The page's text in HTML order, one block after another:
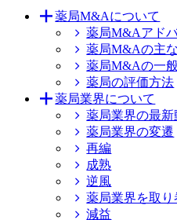
薬局M&Aについて
薬局M&Aアド
薬局M&Aの主
薬局M&Aの一
薬局の評価方法
薬局業界について
薬局業界の最新
薬局業界の変遷
再編
成熟
逆風
薬局業界を取り
減益